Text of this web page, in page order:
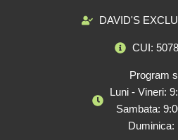
DAVID'S
CUI:
Program
Luni - Vineri:
Sambata:
Duminica: